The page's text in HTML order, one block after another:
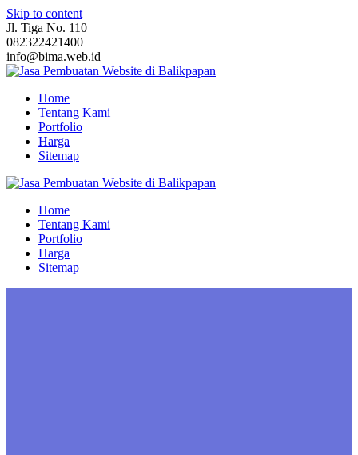
Skip to content
Jl. Tiga No. 110
082322421400
info@bima.web.id
Home
Tentang Kami
Portfolio
Harga
Sitemap
Home
Tentang Kami
Portfolio
Harga
Sitemap